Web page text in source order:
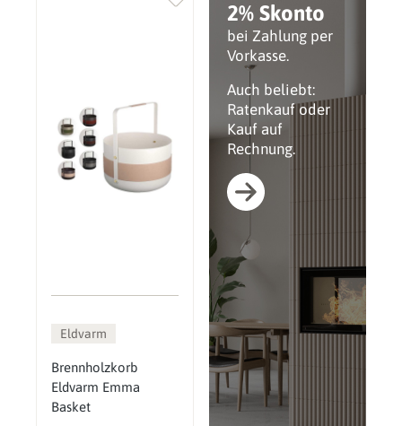
2% Skonto
bei Zahlung per
Vorkasse.
Auch beliebt:
Ratenkauf oder
Kauf auf
Rechnung.
Eldvarm
Brennholzkorb
Eldvarm Emma
Basket